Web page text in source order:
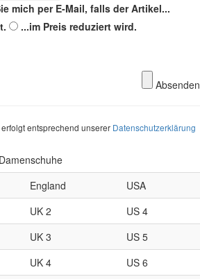
mich per E-Mail, falls der Artikel...
...im Preis reduziert wird.
Absenden
entsprechend unserer Datenschutzerklärung
England
USA
UK 2
US 4
UK 3
US 5
UK 4
US 6